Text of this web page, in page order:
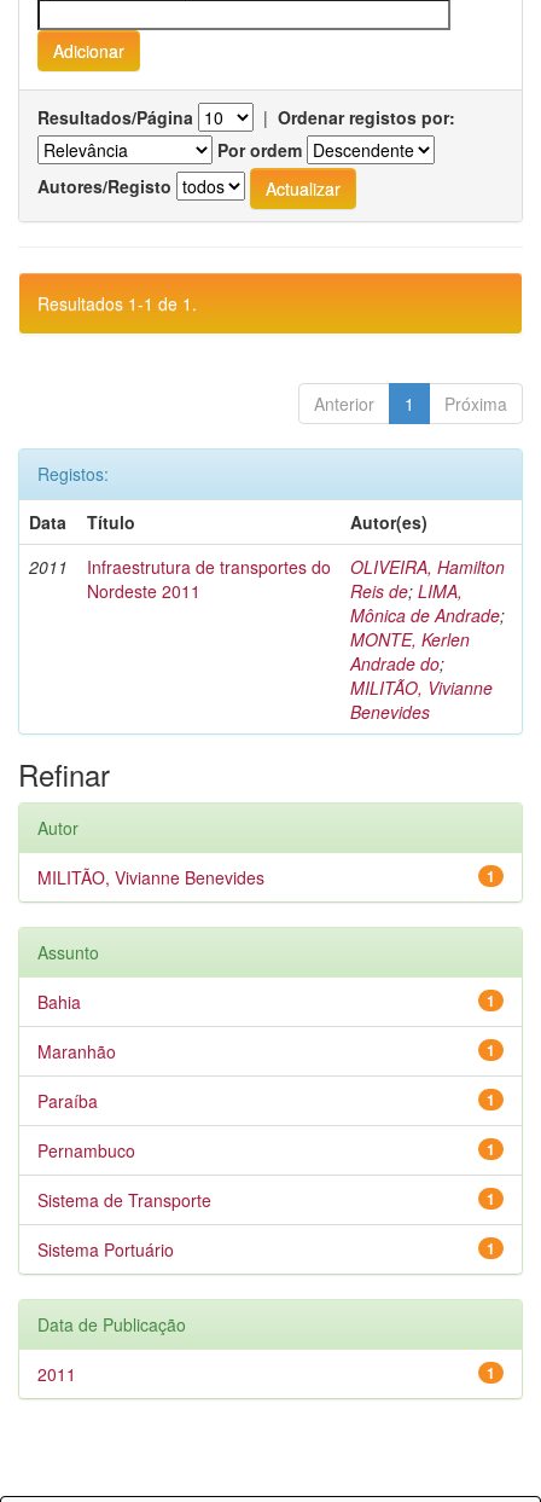
Resultados/Página | Ordenar registos por:
Por ordem
Autores/Registo
Resultados 1-1 de 1.
Anterior 1 Próxima
Registos:
Data
Título
Autor(es)
2011
Infraestrutura de transportes do
Nordeste 2011
OLIVEIRA, Hamilton
Reis de; LIMA,
Mônica de Andrade;
MONTE, Kerlen
Andrade do;
MILITÃO, Vivianne
Benevides
Refinar
Autor
1
MILITÃO, Vivianne Benevides
Assunto
1
Bahia
1
Maranhão
1
Paraíba
1
Pernambuco
1
Sistema de Transporte
1
Sistema Portuário
Data de Publicação
1
2011